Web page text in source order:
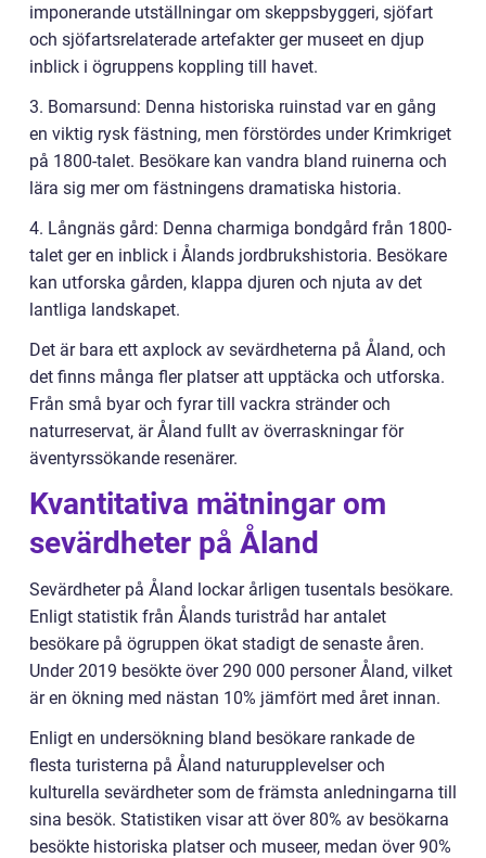
imponerande utställningar om skeppsbyggeri, sjöfart
och sjöfartsrelaterade artefakter ger museet en djup
inblick i ögruppens koppling till havet.
3. Bomarsund: Denna historiska ruinstad var en gång
en viktig rysk fästning, men förstördes under Krimkriget
på 1800-talet. Besökare kan vandra bland ruinerna och
lära sig mer om fästningens dramatiska historia.
4. Långnäs gård: Denna charmiga bondgård från 1800-
talet ger en inblick i Ålands jordbrukshistoria. Besökare
kan utforska gården, klappa djuren och njuta av det
lantliga landskapet.
Det är bara ett axplock av sevärdheterna på Åland, och
det finns många fler platser att upptäcka och utforska.
Från små byar och fyrar till vackra stränder och
naturreservat, är Åland fullt av överraskningar för
äventyrssökande resenärer.
Kvantitativa mätningar om
sevärdheter på Åland
Sevärdheter på Åland lockar årligen tusentals besökare.
Enligt statistik från Ålands turistråd har antalet
besökare på ögruppen ökat stadigt de senaste åren.
Under 2019 besökte över 290 000 personer Åland, vilket
är en ökning med nästan 10% jämfört med året innan.
Enligt en undersökning bland besökare rankade de
flesta turisterna på Åland naturupplevelser och
kulturella sevärdheter som de främsta anledningarna till
sina besök. Statistiken visar att över 80% av besökarna
besökte historiska platser och museer, medan över 90%